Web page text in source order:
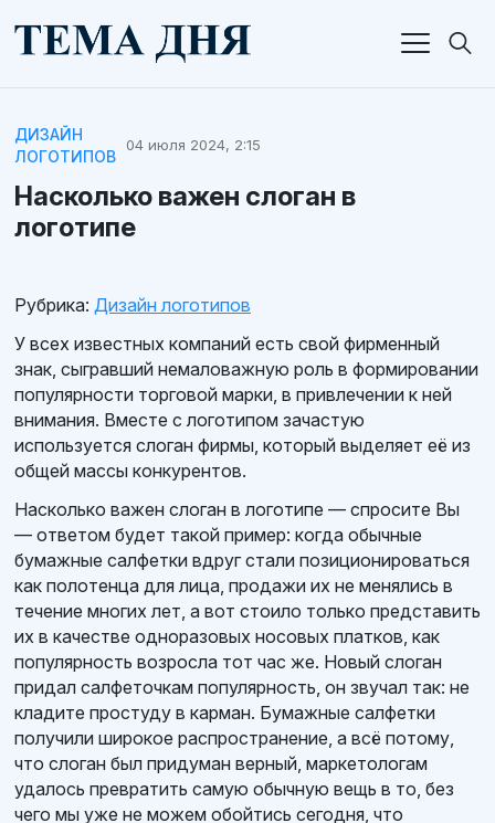
ДИЗАЙН
ЛОГОТИПОВ
04 июля 2024, 2:15
Насколько важен слоган в
логотипе
Рубрика: Дизайн логотипов
У всех известных компаний есть свой фирменный
знак, сыгравший немаловажную роль в формировании
популярности торговой марки, в привлечении к ней
внимания. Вместе с логотипом зачастую
используется слоган фирмы, который выделяет её из
общей массы конкурентов.
Насколько важен слоган в логотипе — спросите Вы
— ответом будет такой пример: когда обычные
бумажные салфетки вдруг стали позиционироваться
как полотенца для лица, продажи их не менялись в
течение многих лет, а вот стоило только представить
их в качестве одноразовых носовых платков, как
популярность возросла тот час же. Новый слоган
придал салфеточкам популярность, он звучал так: не
кладите простуду в карман. Бумажные салфетки
получили широкое распространение, а всё потому,
что слоган был придуман верный, маркетологам
удалось превратить самую обычную вещь в то, без
чего мы уже не можем обойтись сегодня, что